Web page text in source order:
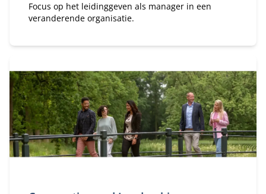
Focus op het leidinggeven als manager in een
veranderende organisatie.